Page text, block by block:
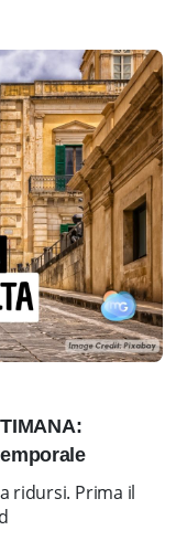
ridursi. Prima il